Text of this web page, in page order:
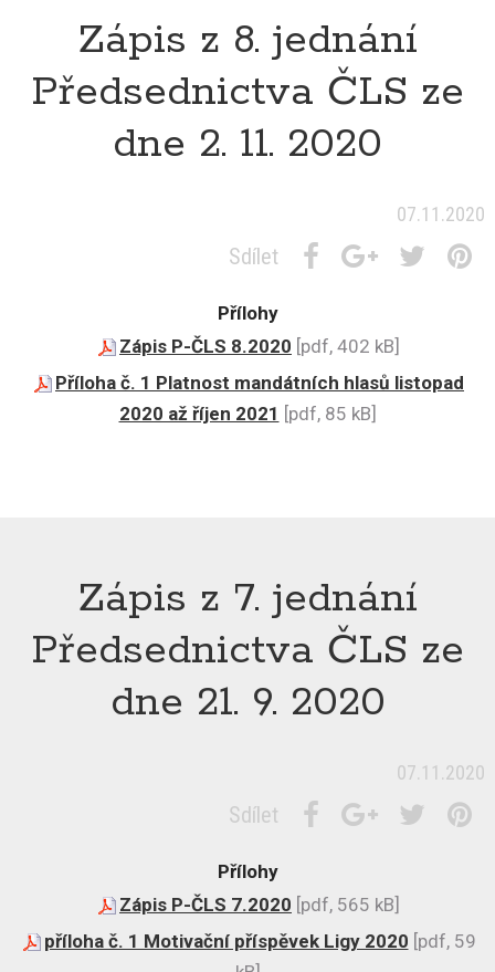
Zápis z 8. jednání
Předsednictva ČLS ze
dne 2. 11. 2020
07.11.2020
Sdílet
Přílohy
Zápis P-ČLS 8.2020 [pdf, 402 kB]
Příloha č. 1 Platnost mandátních hlasů listopad
2020 až říjen 2021 [pdf, 85 kB]
Zápis z 7. jednání
Předsednictva ČLS ze
dne 21. 9. 2020
07.11.2020
Sdílet
Přílohy
Zápis P-ČLS 7.2020 [pdf, 565 kB]
příloha č. 1 Motivační příspěvek Ligy 2020 [pdf, 59